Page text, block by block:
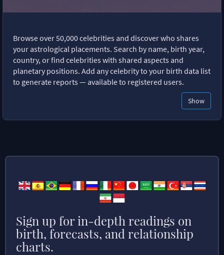
Browse over 50,000 celebrities and discover who shares
your astrological placements. Search by name, birth year,
country, or find celebrities with shared aspects and
planetary positions. Add any celebrity to your birth data list
to generate reports — available to registered users.
Show
Sign up for in-depth readings on
birth, forecasts, and relationship
charts.